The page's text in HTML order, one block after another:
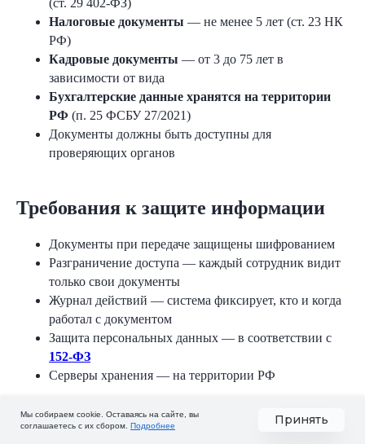
Исследование и таблица
Сравнение
сервисов КЭДО
(ст. 29 402-ФЗ)
Налоговые документы — не менее 5 лет (ст. 23 НК
РФ)
Кадровые документы — от 3 до 75 лет в
зависимости от вида
Бухгалтерские данные хранятся на территории
РФ (п. 25 ФСБУ 27/2021)
Документы должны быть доступны для
проверяющих органов
Требования к защите информации
Документы при передаче защищены шифрованием
Разграничение доступа — каждый сотрудник видит
только свои документы
Журнал действий — система фиксирует, кто и когда
работал с документом
Защита персональных данных — в соответствии с
152-ФЗ
Серверы хранения — на территории РФ
Требования к форматам документов
Узнать результаты
Мы собираем cookie. Оставаясь на сайте, вы
соглашаетесь с их сбором. Подробнее Принять